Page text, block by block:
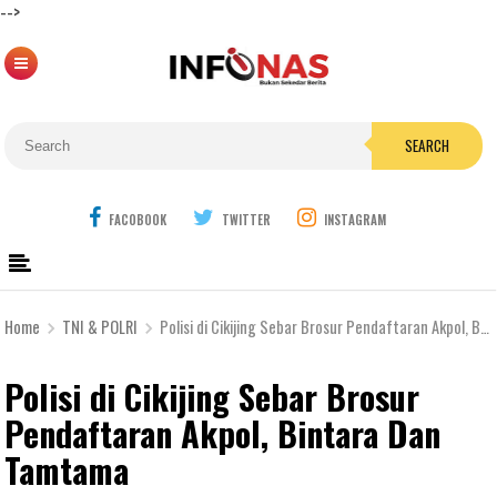
-->
SEARCH
FACOBOOK TWITTER INSTAGRAM
Home TNI & POLRI Polisi di Cikijing Sebar Brosur Pendaftaran Akpol, Bintara Dan Tamtama
Polisi di Cikijing Sebar Brosur
Pendaftaran Akpol, Bintara Dan
Tamtama